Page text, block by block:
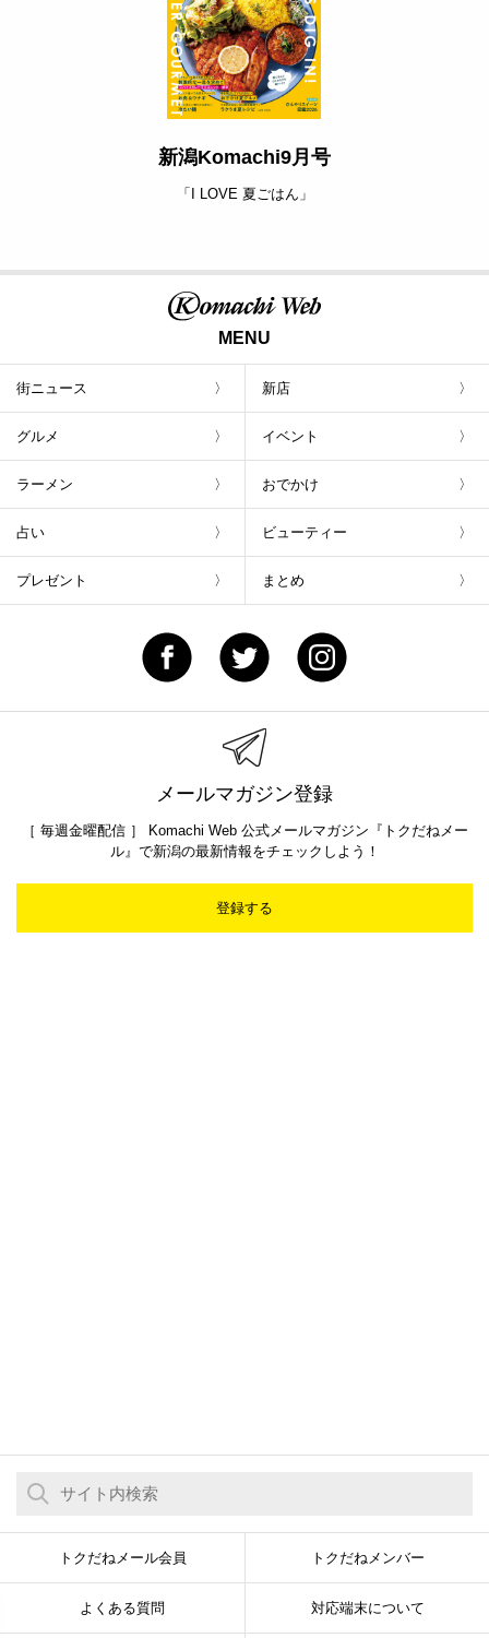
新潟Komachi9月号
「I LOVE 夏ごはん」
MENU
街ニュース 新店
グルメ イベント
ラーメン おでかけ
占い ビューティー
プレゼント まとめ
メールマガジン登録
［ 毎週金曜配信 ］ Komachi Web 公式メールマガジン『トクだねメー
ル』で新潟の最新情報をチェックしよう！
登録する
トクだねメール会員 トクだねメンバー
よくある質問 対応端末について